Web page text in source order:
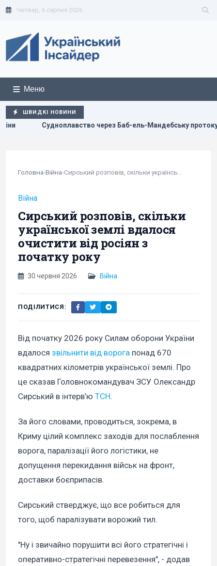
Четвер, 6 серпня 2026
Меню
ШВИДКІ НОВИНИ
через Баб-ель-Мандебську протоку майже повністю
Головна›Війна›
Війна
Сирський розповів, скільки
української землі вдалося
очистити від росіян з
початку року
30 червня 2026 Війна
ПОДІЛИТИСЯ:
Від початку 2026 року Силам оборони України
вдалося звільнити від ворога понад 670
квадратних кілометрів української землі. Про
це сказав Головнокомандувач ЗСУ Олександр
Сирський в інтерв’ю ТСН.
За його словами, проводиться, зокрема, в
Криму цілий комплекс заходів для послаблення
ворога, паралізації його логістики, не
допущення перекидання військ на фронт,
доставки боєприпасів.
Сирський стверджує, що все робиться для
того, щоб паралізувати ворожий тил.
"Ну і звичайно порушити всі його стратегічні і
оперативно-стратегічні перевезення", - додав